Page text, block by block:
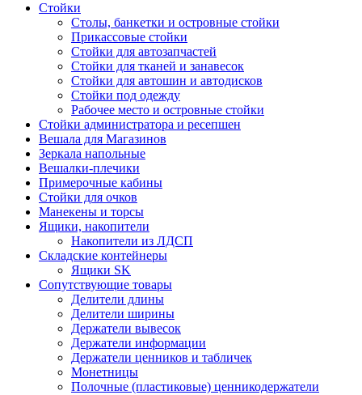
Стойки
Столы, банкетки и островные стойки
Прикассовые стойки
Стойки для автозапчастей
Стойки для тканей и занавесок
Стойки для автошин и автодисков
Стойки под одежду
Рабочее место и островные стойки
Стойки администратора и ресепшен
Вешала для Магазинов
Зеркала напольные
Вешалки-плечики
Примерочные кабины
Стойки для очков
Манекены и торсы
Ящики, накопители
Накопители из ЛДСП
Складские контейнеры
Ящики SK
Сопутствующие товары
Делители длины
Делители ширины
Держатели вывесок
Держатели информации
Держатели ценников и табличек
Монетницы
Полочные (пластиковые) ценникодержатели